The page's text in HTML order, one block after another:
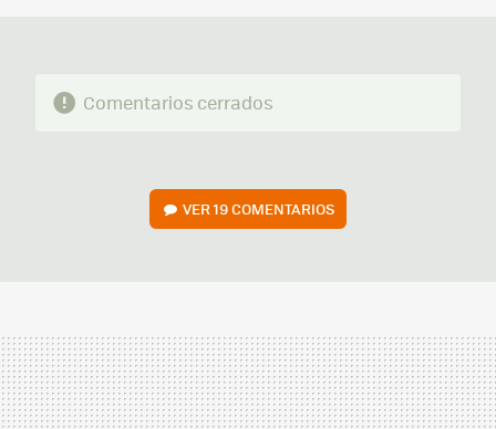
Comentarios cerrados
VER19 COMENTARIOS